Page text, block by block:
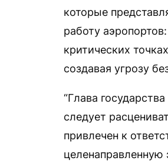
которые
работу
критических
создавая угрозу
“Глава
следует
привлечен к